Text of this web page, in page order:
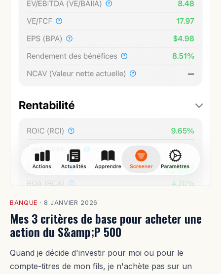
BANQUE · 8 JANVIER 2026
Mes 3 critères de base pour acheter une
action du S&amp;P 500
Quand je décide d'investir pour moi ou pour le
compte-titres de mon fils, je n'achète pas sur un